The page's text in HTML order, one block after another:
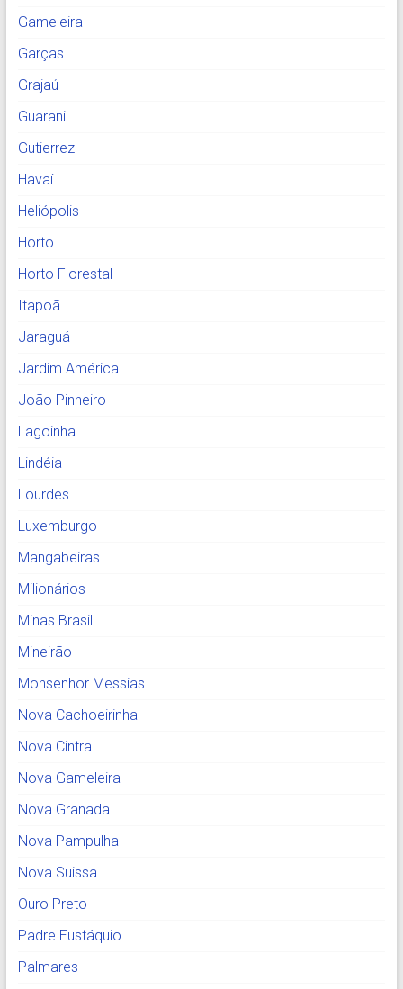
Gameleira
Garças
Grajaú
Guarani
Gutierrez
Havaí
Heliópolis
Horto
Horto Florestal
Itapoã
Jaraguá
Jardim América
João Pinheiro
Lagoinha
Lindéia
Lourdes
Luxemburgo
Mangabeiras
Milionários
Minas Brasil
Mineirão
Monsenhor Messias
Nova Cachoeirinha
Nova Cintra
Nova Gameleira
Nova Granada
Nova Pampulha
Nova Suissa
Ouro Preto
Padre Eustáquio
Palmares